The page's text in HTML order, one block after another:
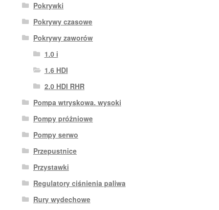
Pokrywki
Pokrywy czasowe
Pokrywy zaworów
1.0 i
1.6 HDI
2.0 HDI RHR
Pompa wtryskowa. wysoki
Pompy próżniowe
Pompy serwo
Przepustnice
Przystawki
Regulatory ciśnienia paliwa
Rury wydechowe